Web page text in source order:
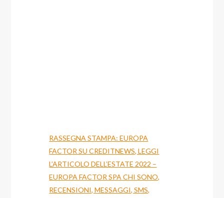
RASSEGNA STAMPA: EUROPA
FACTOR SU CREDITNEWS, LEGGI
L’ARTICOLO DELL’ESTATE 2022 –
EUROPA FACTOR SPA CHI SONO,
RECENSIONI, MESSAGGI, SMS,